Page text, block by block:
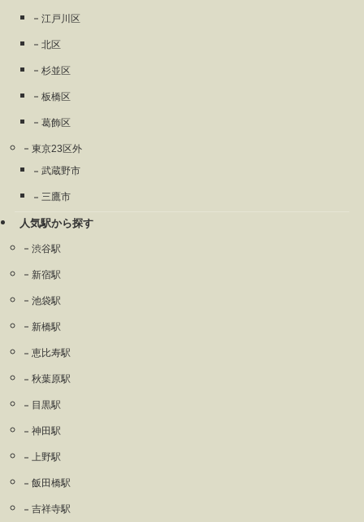
江戸川区
北区
杉並区
板橋区
葛飾区
東京23区外
武蔵野市
三鷹市
人気駅から探す
渋谷駅
新宿駅
池袋駅
新橋駅
恵比寿駅
秋葉原駅
目黒駅
神田駅
上野駅
飯田橋駅
吉祥寺駅